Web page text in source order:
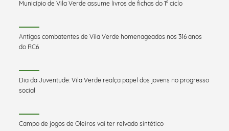
Município de Vila Verde assume livros de fichas do 1º ciclo
Antigos combatentes de Vila Verde homenageados nos 316 anos
do RC6
Dia da Juventude: Vila Verde realça papel dos jovens no progresso
social
Campo de jogos de Oleiros vai ter relvado sintético